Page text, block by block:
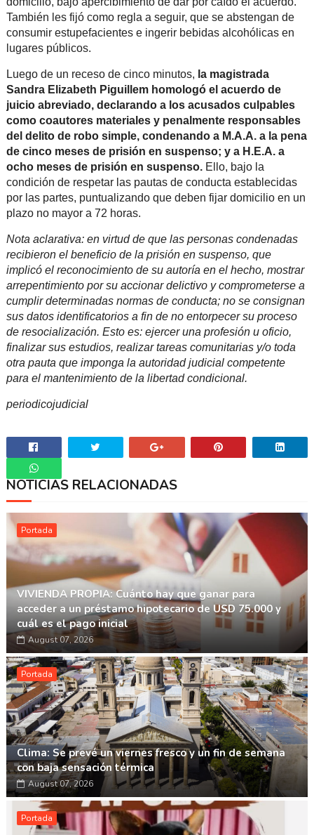
También les fijó como regla a seguir, que se abstengan de
consumir estupefacientes e ingerir bebidas alcohólicas en
lugares públicos.
Luego de un receso de cinco minutos, la magistrada
Sandra Elizabeth Piguillem homologó el acuerdo de
juicio abreviado, declarando a los acusados culpables
como coautores materiales y penalmente responsables
del delito de robo simple, condenando a M.A.A. a la pena
de cinco meses de prisión en suspenso; y a H.E.A. a
ocho meses de prisión en suspenso. Ello, bajo la
condición de respetar las pautas de conducta establecidas
por las partes, puntualizando que deben fijar domicilio en un
plazo no mayor a 72 horas.
Nota aclarativa: en virtud de que las personas condenadas
recibieron el beneficio de la prisión en suspenso, que
implicó el reconocimiento de su autoría en el hecho, mostrar
arrepentimiento por su accionar delictivo y comprometerse a
cumplir determinadas normas de conducta; no se consignan
sus datos identificatorios a fin de no entorpecer su proceso
de resocialización. Esto es: ejercer una profesión u oficio,
finalizar sus estudios, realizar tareas comunitarias y/o toda
otra pauta que imponga la autoridad judicial competente
para el mantenimiento de la libertad condicional.
periodicojudicial
Whatsapp
NOTICIAS RELACIONADAS
Portada
VIVIENDA PROPIA: Cuánto hay que ganar para
acceder a un préstamo hipotecario de USD 75.000 y
cuál es el pago inicial
August 07, 2026
Portada
Clima: Se prevé un viernes fresco y un fin de semana
con baja sensación térmica
August 07, 2026
Portada